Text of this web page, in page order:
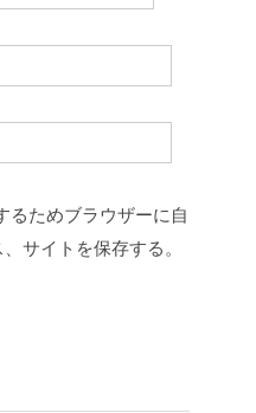
るためブラウザーに自
サイトを保存する。